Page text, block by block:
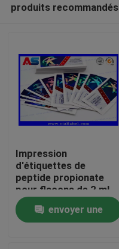
Maison
Produits
produits recommandés
Impression
d'étiquettes de
peptide propionate
pour flacons de 2 ml
envoyer une